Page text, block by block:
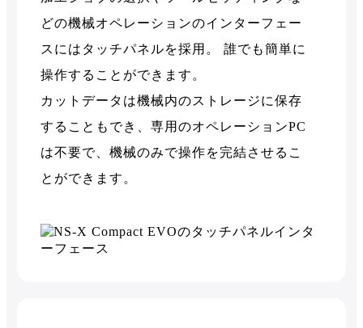
どの機械オペレーションのインターフェー
スにはタッチパネルを採用。 誰でも簡単に
操作することができます。
カットデータは機械内のストレージに保存
することもでき、専用のオペレーションPC
は不要で、機械のみで操作を完結させるこ
とができます。